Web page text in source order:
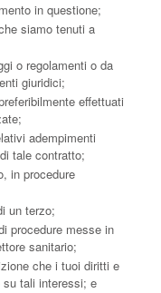
in questione;
siamo tenuti a
o regolamenti o da
giuridici;
effettuati
adempimenti
tale contratto;
in procedure
un terzo;
procedure messe in
sanitario;
che i tuoi diritti e
su tali interessi; e